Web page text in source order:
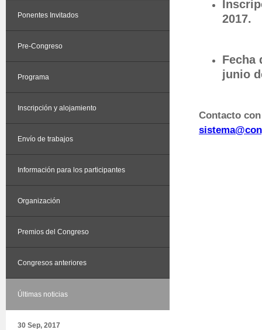
Ponentes Invitados
Pre-Congreso
Programa
Inscripción y alojamiento
Envío de trabajos
Información para los participantes
Organización
Premios del Congreso
Congresos anteriores
Últimas noticias
30 Sep, 2017
2017.
Fecha
junio
Contacto